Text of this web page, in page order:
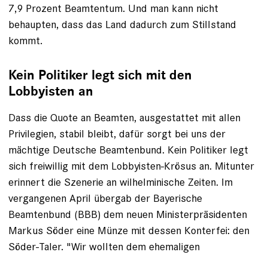
7,9 Prozent Beamtentum. Und man kann nicht
behaupten, dass das Land dadurch zum Stillstand
kommt.
Kein Politiker legt sich mit den
Lobbyisten an
Dass die Quote an Beamten, ausgestattet mit allen
Privilegien, stabil bleibt, dafür sorgt bei uns der
mächtige Deutsche Beamtenbund. Kein Politiker legt
sich freiwillig mit dem Lobbyisten-Krösus an. Mitunter
er­innert die Szenerie an wilhelminische Zeiten. Im
vergangenen April übergab der Bayerische
Beamtenbund (BBB) dem neuen Ministerpräsidenten
Markus Söder eine Münze mit dessen Konterfei: den
Söder-Taler. "Wir wollten dem ehemaligen